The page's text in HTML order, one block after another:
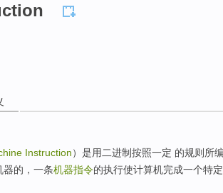
Instruction）是用二进制按照一定 的规则所
器的，一条机器指令的执行使计算机完成一个特定